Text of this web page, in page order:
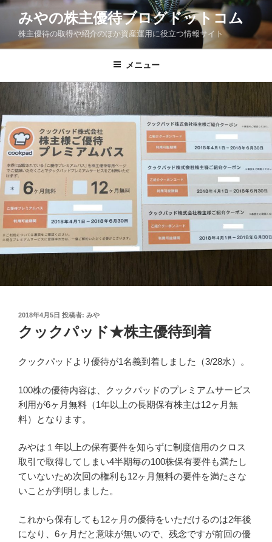
コ
ン
ッ
プ
みやの株主優待ブログドットコム
株主優待の取得や紹介のほか資産運用に役立つ情報サイト
メニュー
投
日:
2018年4月5日 投稿者: みや
クックパッド★株主優待到着
クックパッドより優待が1名義到着しました（3/28水）。
100株の優待内容は、クックパッドのプレミアムサービス
利用が6ヶ月無料（1年以上の長期保有株主は12ヶ月無
料）となります。
みやは１年以上の保有要件を知らずに制度信用のクロス
取引で取得してしまい4半期毎の100株保有要件も満たし
ていないため次回の権利も12ヶ月無料の要件を満たさな
いことが判明しました。
これから保有しても12ヶ月の優待をいただけるのは2年後
になり、6ヶ月だと意味が無いので、残念ですが前回の優